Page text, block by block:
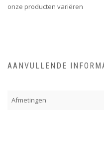
onze producten variëren
AANVULLENDE
Afmetingen